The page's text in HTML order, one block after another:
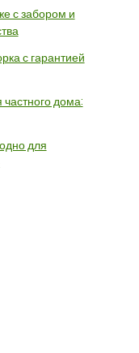
с забором и
с гарантией
дома:
для